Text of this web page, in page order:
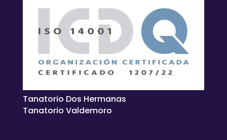
Tanatorio Dos Hermanas
Tanatorio Valdemoro